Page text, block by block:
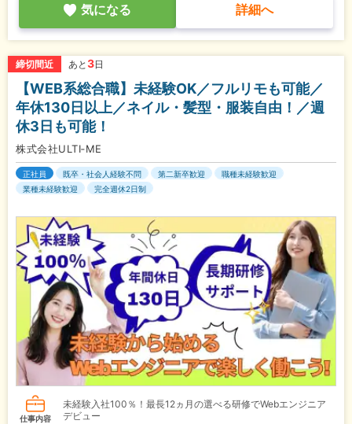
気になる 詳細へ
締切間近 あと 3日
【WEB系総合職】未経験OK／フルリモも可能／
年休130日以上／ネイル・髪型・服装自由！／週
休3日も可能！
株式会社ULTI‐ME
正社員 既卒・社会人経験不問 第二新卒歓迎
職種未経験歓迎
業種未経験歓迎
完全週休2日制
仕事内容
未経験入社100％！最長12ヵ月の選べる研修でWebエンジニア
デビュー